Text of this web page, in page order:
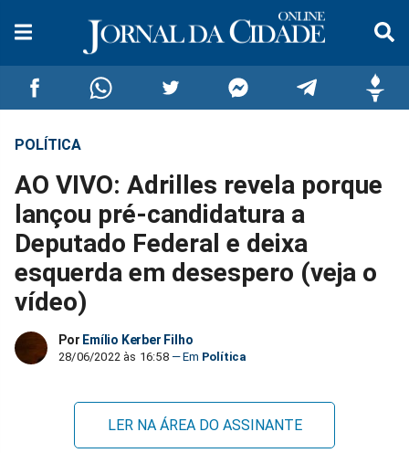
Compartilhar
no
Facebook
Compartilhar
no
Whatsapp
no
Twitter
no
Messenger
no
Telegram
no
POLÍTICA
AO VIVO: Adrilles revela porque
lançou pré-candidatura a
Deputado Federal e deixa
esquerda em desespero (veja o
vídeo)
Por Emílio Kerber Filho
28/06/2022 às 16:58 Política
LER NA ÁREA DO ASSINANTE